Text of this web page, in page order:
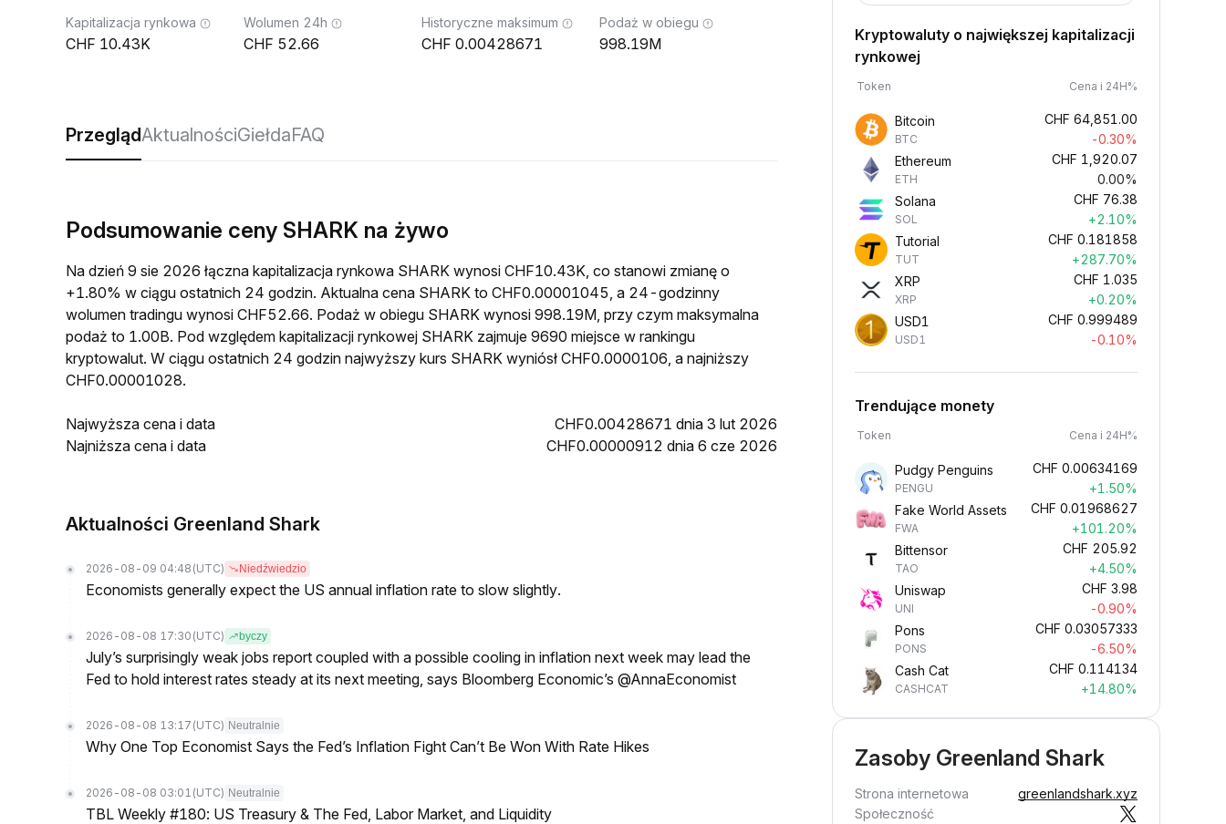
Kapitalizacja rynkowa
10.43K
Wolumen 24h
52.66
Historyczne maksimum
0.00428671
Podaż w obiegu
998.19M
PrzeglądAktualnościGiełdaFAQ
Podsumowanie ceny SHARK na żywo
Na dzień 9 sie 2026 łączna kapitalizacja rynkowa SHARK wynosi CHF10.43K, co stanowi zmianę o
+1.80% w ciągu ostatnich 24 godzin. Aktualna cena SHARK to CHF0.00001045, a 24-godzinny
wolumen tradingu wynosi CHF52.66. Podaż w obiegu SHARK wynosi 998.19M, przy czym maksymalna
podaż to 1.00B. Pod względem kapitalizacji rynkowej SHARK zajmuje 9690 miejsce w rankingu
kryptowalut. W ciągu ostatnich 24 godzin najwyższy kurs SHARK wyniósł CHF0.0000106, a najniższy
CHF0.00001028.
Najwyższa cena i data
CHF0.00428671 dnia 3 lut 2026
Najniższa cena i data
CHF0.00000912 dnia 6 cze 2026
Aktualności Greenland Shark
2026-08-09 04:48 (UTC) Niedźwiedzio
Economists generally expect the US annual inflation rate to slow slightly.
2026-08-08 17:30 (UTC) byczy
July’s surprisingly weak jobs report coupled with a possible cooling in inflation next week may lead the
Fed to hold interest rates steady at its next meeting, says Bloomberg Economic’s @AnnaEconomist
2026-08-08 13:17 (UTC) Neutralnie
Why One Top Economist Says the Fed’s Inflation Fight Can’t Be Won With Rate Hikes
2026-08-08 03:01 (UTC) Neutralnie
TBL Weekly #180: US Treasury & The Fed, Labor Market, and Liquidity
Kryptowaluty o największej kapitalizacji
rynkowej
Token Cena i 24H%
Bitcoin
BTC
CHF 64,851.00
-0.30%
Ethereum
ETH
CHF 1,920.07
0.00%
Solana
SOL
CHF 76.38
+2.10%
Tutorial
TUT
CHF 0.181858
+287.70%
XRP
XRP
CHF 1.035
+0.20%
USD1
USD1
CHF 0.999489
-0.10%
Trendujące monety
Token Cena i 24H%
Pudgy Penguins
PENGU
CHF 0.00634169
+1.50%
Fake World Assets
FWA
CHF 0.01968627
+101.20%
Bittensor
TAO
CHF 205.92
+4.50%
Uniswap
UNI
CHF 3.98
-0.90%
Pons
PONS
CHF 0.03057333
-6.50%
Cash Cat
CASHCAT
CHF 0.114134
+14.80%
Zasoby Greenland Shark
Strona internetowa
greenlandshark.xyz
Społeczność